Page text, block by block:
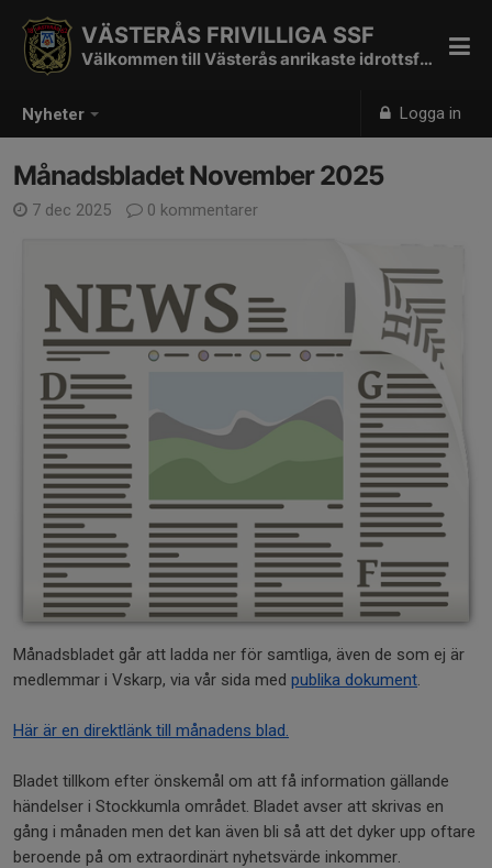
Nyheter Logga in
VÄSTERÅS FRIVILLIGA SSF
Välkommen till Västerås anrikaste idrottsförening
Månadsbladet November 2025
7 dec 2025 0 kommentarer
Månadsbladet går att ladda ner för samtliga, även de som ej är
medlemmar i Vskarp, via vår sida med publika dokument.
Här är en direktlänk till månadens blad.
Bladet tillkom efter önskemål om att få information gällande
händelser i Stockkumla området. Bladet avser att skrivas en
gång i månaden men det kan även bli så att det dyker upp oftare
beroende på om extraordinärt nyhetsvärde inkommer.